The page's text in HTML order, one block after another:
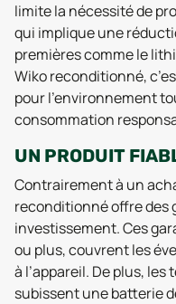
limite la nécessité de
qui implique une
premières comme le
Wiko reconditionné,
pour l’environnement
consommation
UN PRODUIT
Contrairement à un
reconditionné offre des
investissement. Ces
ou plus, couvrent les
à l’appareil. De plus,
subissent une batterie